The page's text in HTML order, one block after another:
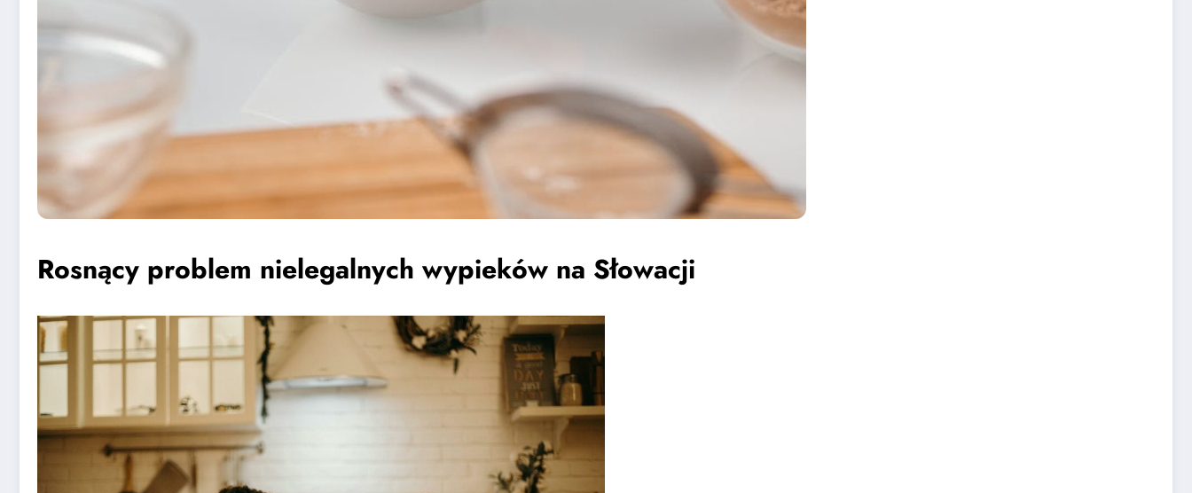
Rosnący problem nielegalnych wypieków na Słowacji